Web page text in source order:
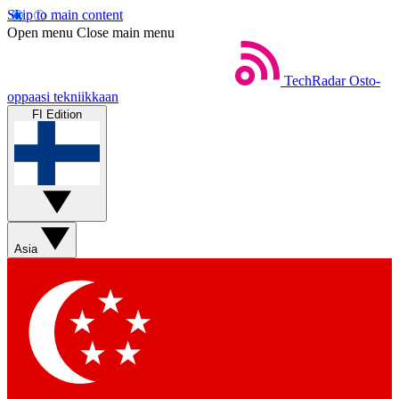
Skip to main content
Open menu Close main menu
TechRadar Osto-
oppaasi tekniikkaan
FI Edition
Asia